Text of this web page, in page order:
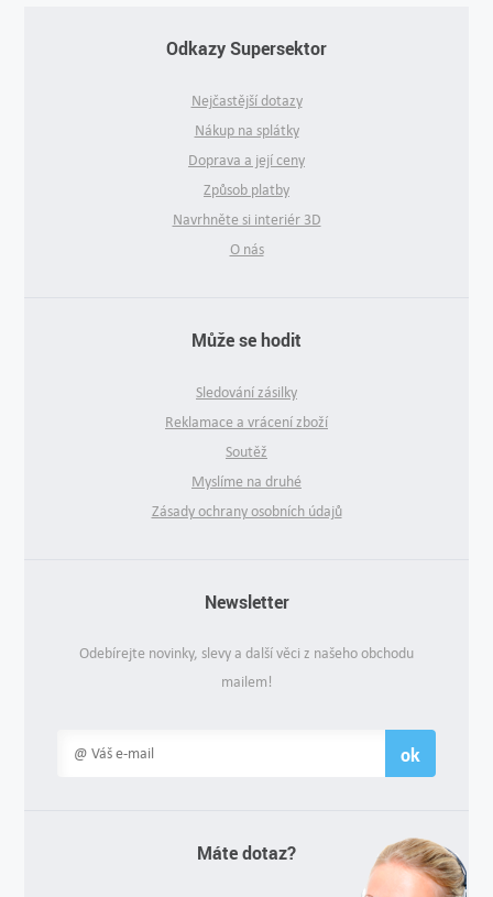
Odkazy Supersektor
Nejčastější dotazy
Nákup na splátky
Doprava a její ceny
Způsob platby
Navrhněte si interiér 3D
O nás
Může se hodit
Sledování zásilky
Reklamace a vrácení zboží
Soutěž
Myslíme na druhé
Zásady ochrany osobních údajů
Newsletter
Odebírejte novinky, slevy a další věci z našeho obchodu
mailem!
ok
Máte dotaz?